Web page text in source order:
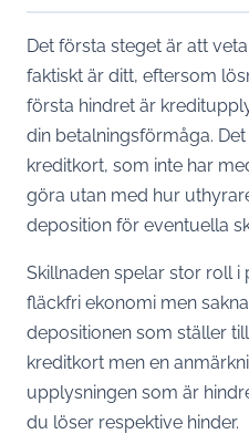
Det första steget är att
faktiskt är ditt, eftersom
första hindret är
din betalningsförmåga.
kreditkort, som inte har
göra utan med hur
deposition för eventuella
Skillnaden spelar stor roll i
fläckfri ekonomi men
depositionen som ställer
kreditkort men en
upplysningen som är
du löser respektive hinder.